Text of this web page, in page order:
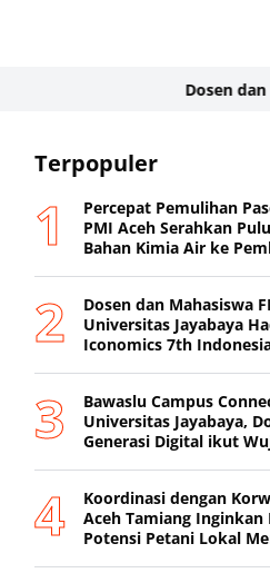
Dosen dan
Terpopuler
Percepat Pemulihan
PMI Aceh Serahkan
Bahan Kimia Air ke
Dosen dan Mahasiswa
Universitas Jayabaya
Iconomics 7th
Bawaslu Campus
Universitas Jayabaya,
Generasi Digital ikut
Koordinasi dengan
Aceh Tamiang Inginkan
Potensi Petani Lokal